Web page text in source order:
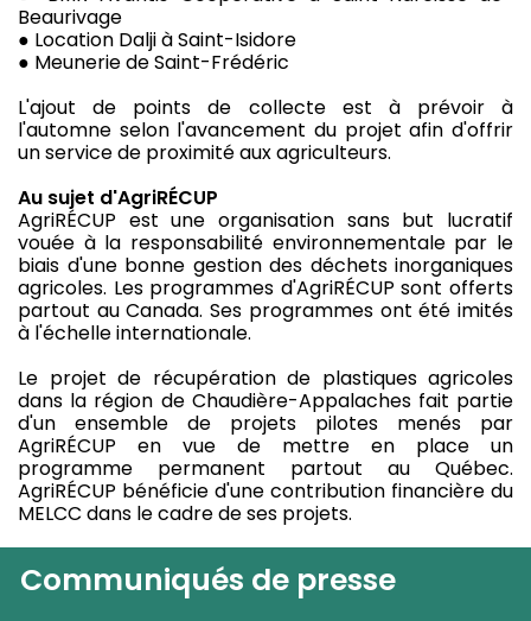
Beaurivage
● Location Dalji à Saint-Isidore
● Meunerie de Saint-Frédéric
L'ajout de points de collecte est à prévoir à
l'automne selon l'avancement du projet afin d'offrir
un service de proximité aux agriculteurs.
Au sujet d'AgriRÉCUP
AgriRÉCUP est une organisation sans but lucratif
vouée à la responsabilité environnementale par le
biais d'une bonne gestion des déchets inorganiques
agricoles. Les programmes d'AgriRÉCUP sont offerts
partout au Canada. Ses programmes ont été imités
à l'échelle internationale.
Le projet de récupération de plastiques agricoles
dans la région de Chaudière-Appalaches fait partie
d'un ensemble de projets pilotes menés par
AgriRÉCUP en vue de mettre en place un
programme permanent partout au Québec.
AgriRÉCUP bénéficie d'une contribution financière du
MELCC dans le cadre de ses projets.
Communiqués de presse